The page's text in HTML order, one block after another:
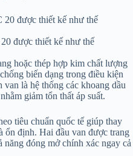
được thiết kế như thế
hoặc thép hợp kim chất lượng
biến dạng trong điều kiện
là hệ thống các khoang dầu
giảm tổn thất áp suất.
tiêu chuẩn quốc tế giúp thay
ổn định. Hai đầu van được trang
năng đóng mở chính xác ngay cả